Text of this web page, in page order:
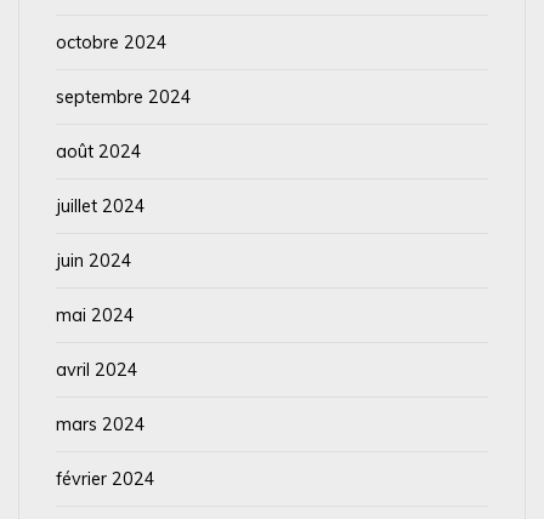
octobre 2024
septembre 2024
août 2024
juillet 2024
juin 2024
mai 2024
avril 2024
mars 2024
février 2024